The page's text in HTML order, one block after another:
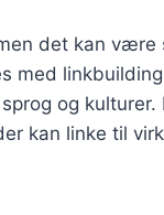
det kan
med
og
kan linke til